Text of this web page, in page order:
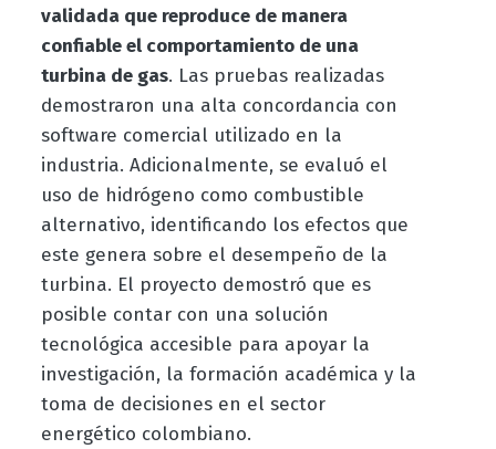
validada que reproduce de manera
confiable el comportamiento de una
turbina de gas. Las pruebas realizadas
demostraron una alta concordancia con
software comercial utilizado en la
industria. Adicionalmente, se evaluó el
uso de hidrógeno como combustible
alternativo, identificando los efectos que
este genera sobre el desempeño de la
turbina. El proyecto demostró que es
posible contar con una solución
tecnológica accesible para apoyar la
investigación, la formación académica y la
toma de decisiones en el sector
energético colombiano.